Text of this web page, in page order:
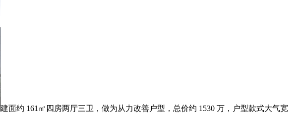
建面约 161㎡四房两厅三卫，做为从力改善户型，总价约 1530 万，户型款式大气宽